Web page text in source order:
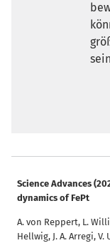
Science Advances
dynamics of FePt
A. von Reppert, L.
Hellwig, J. A. Arregi,